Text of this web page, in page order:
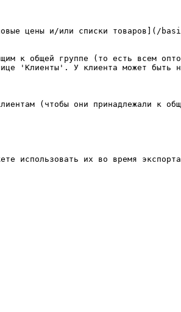
цены и/или списки
к общей группе (то есть всем
'Клиенты'. У клиента может быть
(чтобы они принадлежали к